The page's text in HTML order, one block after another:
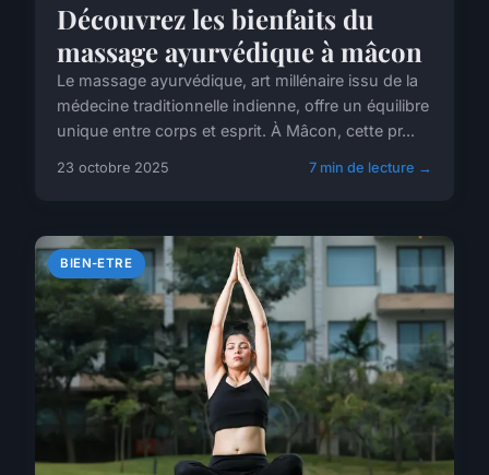
Découvrez les bienfaits du
massage ayurvédique à mâcon
Le massage ayurvédique, art millénaire issu de la
médecine traditionnelle indienne, offre un équilibre
unique entre corps et esprit. À Mâcon, cette pr...
23 octobre 2025 7 min de lecture →
BIEN-ETRE